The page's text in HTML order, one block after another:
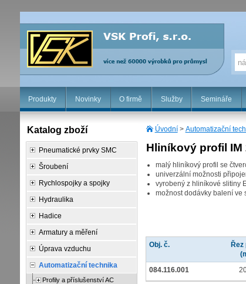
Produkty Novinky O firmě Služby Semináře
Úvodní> Automatizační
Hliníkový profil IM
malý hliníkový profil se
univerzální možnosti
vyrobený z hliníkové slitiny
možnost dodávky balení ve
Obj. č.
084.116.001
Katalog zboží
Pneumatické prvky SMC
Šroubení
Rychlospojky a spojky
Hydraulika
Hadice
Armatury a měření
Úprava vzduchu
Automatizační technika
Profily a příslušenství AC